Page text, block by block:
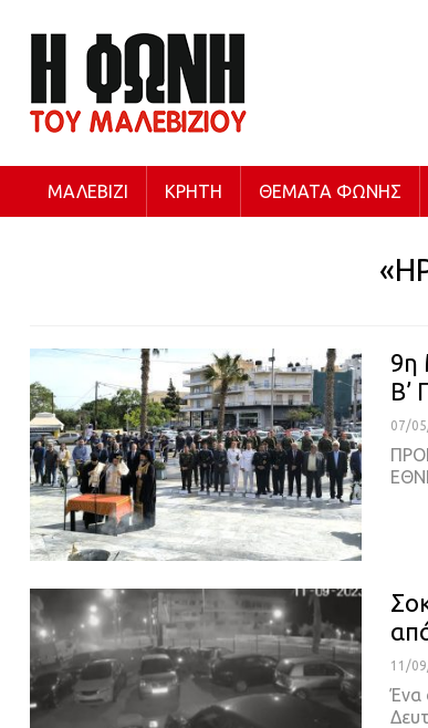
ΜΑΛΕΒΊΖΙ ΚΡΉΤΗ ΘΈΜΑΤΑ ΦΩΝΉΣ
9η
Β’
07/
11/
Ένα